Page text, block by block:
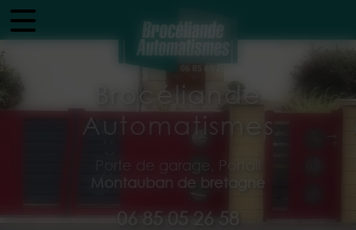
Brocéliande
Automatismes
06 85 05 26 58